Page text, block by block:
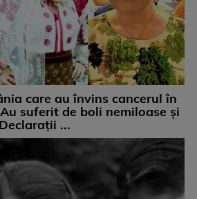
care au învins cancerul în
suferit de boli nemiloase şi
...